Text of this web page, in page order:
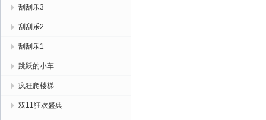
刮刮乐3
刮刮乐2
刮刮乐1
跳跃的小车
疯狂爬楼梯
双11狂欢盛典